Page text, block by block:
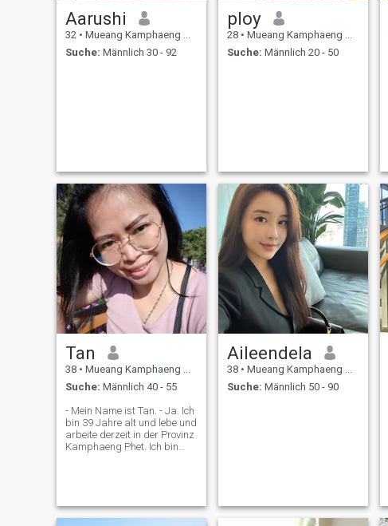
Aarushi
32 • Mueang Kamphaeng Phet, Kamphaeng Phet, Thailand
Suche: Männlich 30 - 92
ploy
28 • Mueang Kamphaeng Phet, Kamphaeng Phet, Thailand
Suche: Männlich 20 - 50
Tan
38 • Mueang Kamphaeng Phet, Kamphaeng Phet, Thailand
Suche: Männlich 40 - 55
- Mein Name ist Tan. - Ja. Ich
bin 39 Jahre alt und lebe und
arbeite derzeit in der Provinz
Kamphaeng Phet. Ich bin
Alkohol oder spiele nicht. Ich
bin ehrlich und aufrichtig. Ich
Aileendela
38 • Mueang Kamphaeng Phet, Kamphaeng Phet, Thailand
Suche: Männlich 50 - 90